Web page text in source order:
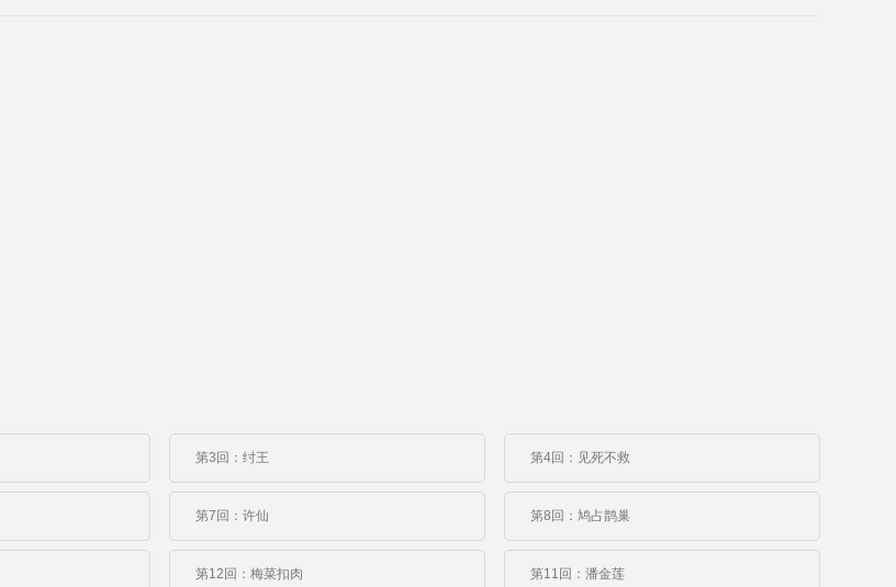
第3回：纣王 第4回：见死不救
第7回：许仙 第8回：鸠占鹊巢
第12回：梅菜扣肉 第11回：潘金莲